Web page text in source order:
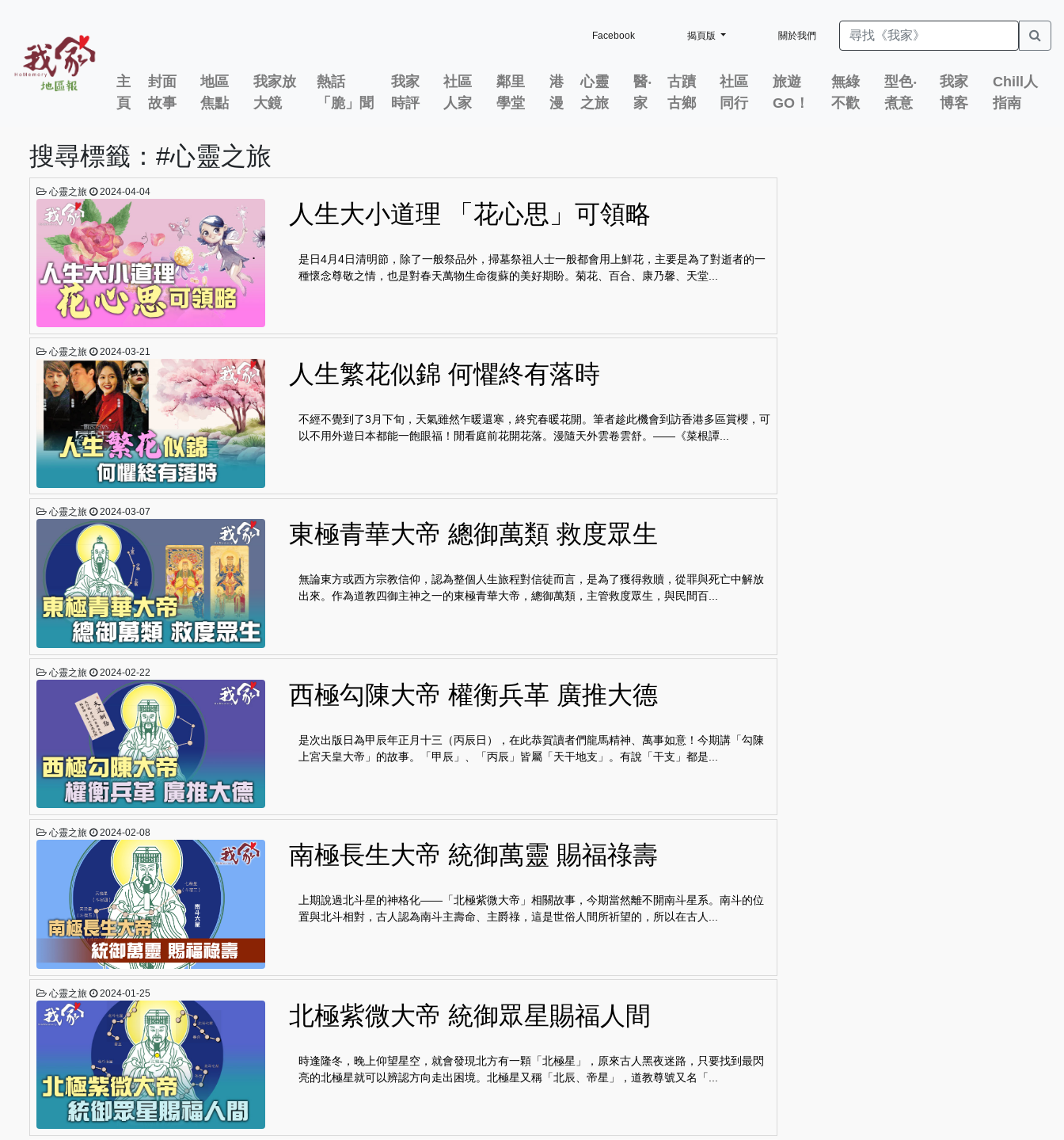
Facebook 揭頁版 關於我們
主
頁
封面
故事
地區
焦點
我家放
大鏡
熱話
「脆」聞
我家
時評
社區
人家
鄰里
學堂
港
漫
心靈
之旅
醫‧
家
古蹟
古鄉
社區
同行
旅遊
GO！
無綠
不歡
型色‧
煮意
我家
博客
Chill人
指南
搜尋標籤：#心靈之旅
心靈之旅 2024-04-04
人生大小道理 「花心思」可領略
是日4月4日清明節，除了一般祭品外，掃墓祭祖人士一般都會用上鮮花，主要是為了對逝者的一
種懷念尊敬之情，也是對春天萬物生命復蘇的美好期盼。菊花、百合、康乃馨、天堂...
心靈之旅 2024-03-21
人生繁花似錦 何懼終有落時
不經不覺到了3月下旬，天氣雖然乍暖還寒，終究春暖花開。筆者趁此機會到訪香港多區賞櫻，可
以不用外遊日本都能一飽眼福！閒看庭前花開花落。漫隨天外雲卷雲舒。——《菜根譚...
心靈之旅 2024-03-07
東極青華大帝 總御萬類 救度眾生
無論東方或西方宗教信仰，認為整個人生旅程對信徒而言，是為了獲得救贖，從罪與死亡中解放
出來。作為道教四御主神之一的東極青華大帝，總御萬類，主管救度眾生，與民間百...
心靈之旅 2024-02-22
西極勾陳大帝 權衡兵革 廣推大德
是次出版日為甲辰年正月十三（丙辰日），在此恭賀讀者們龍馬精神、萬事如意！今期講「勾陳
上宮天皇大帝」的故事。「甲辰」、「丙辰」皆屬「天干地支」。有說「干支」都是...
心靈之旅 2024-02-08
南極長生大帝 統御萬靈 賜福祿壽
上期說過北斗星的神格化——「北極紫微大帝」相關故事，今期當然離不開南斗星系。南斗的位
置與北斗相對，古人認為南斗主壽命、主爵祿，這是世俗人間所祈望的，所以在古人...
心靈之旅 2024-01-25
北極紫微大帝 統御眾星賜福人間
時逢隆冬，晚上仰望星空，就會發現北方有一顆「北極星」，原來古人黑夜迷路，只要找到最閃
亮的北極星就可以辨認方向走出困境。北極星又稱「北辰、帝星」，道教尊號又名「...